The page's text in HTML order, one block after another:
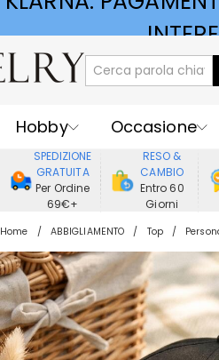
KLARNA:
Hobby
Occasione
Ricevente
Best Seller
Gioielli
Casa&Vita
Abbigliamento
SPEDIZIONE
GRATUITA
Per Ordine
69€+
RESO &
CAMBIO
Entro 60
Giorni
Home ABBIGLIAMENTO Top